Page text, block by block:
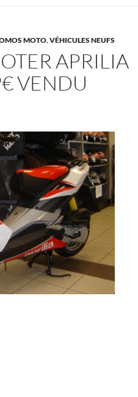
MOTO,VÉHICULES NEUFS
APRILIA
VENDU